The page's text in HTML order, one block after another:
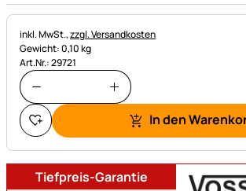
Steuerhinweis:
inkl. MwSt.,zzgl. Versandkosten
Gewicht: 0,10 kg
Art.Nr.: 29721
In den
Tiefpreis-Garantie